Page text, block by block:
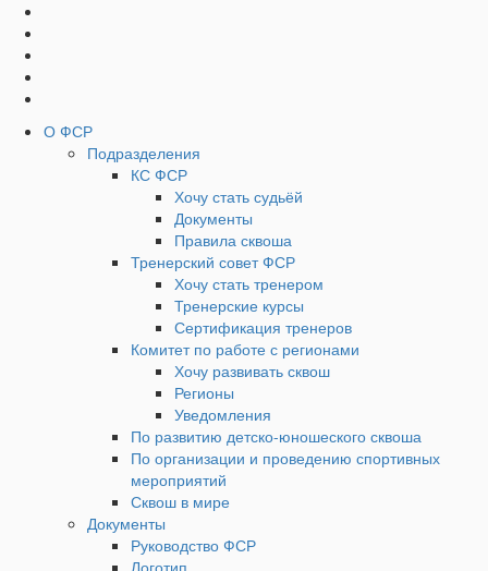
Наверх
Социальные
кнопки
Верхнее
Меню
О ФСР
Подразделения
КС ФСР
Хочу стать судьёй
Документы
Правила сквоша
Тренерский совет ФСР
Хочу стать тренером
Тренерские курсы
Сертификация тренеров
Комитет по работе с регионами
Хочу развивать сквош
Регионы
Уведомления
По развитию детско-юношеского сквоша
По организации и проведению спортивных
мероприятий
Сквош в мире
Документы
Руководство ФСР
Логотип